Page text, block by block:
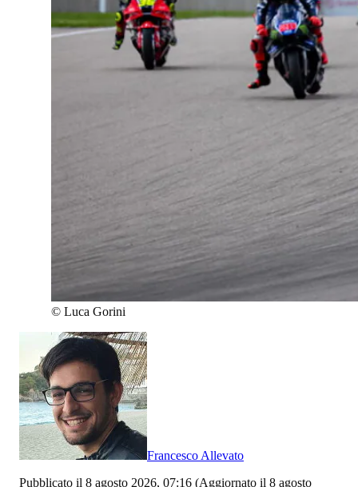
© Luca Gorini
Francesco Allevato
Pubblicato il 8 agosto 2026, 07:16 (Aggiornato il 8 agosto